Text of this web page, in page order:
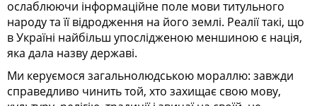
ослаблюючи інформаційне поле мови титульного
народу та її відродження на його землі. Реалії такі, що
в Україні найбільш упослідженою меншиною є нація,
яка дала назву державі.
Ми керуємося загальнолюдською мораллю: завжди
справедливо чинить той, хто захищає свою мову,